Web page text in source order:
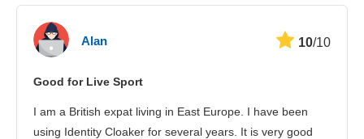
Alan 10/10
Good for Live Sport
I am a British expat living in East Europe. I have been
using Identity Cloaker for several years. It is very good